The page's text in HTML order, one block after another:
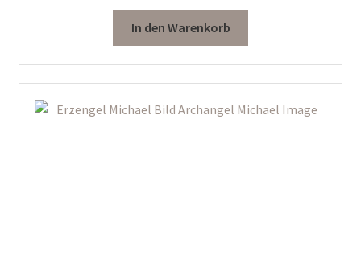
In den Warenkorb